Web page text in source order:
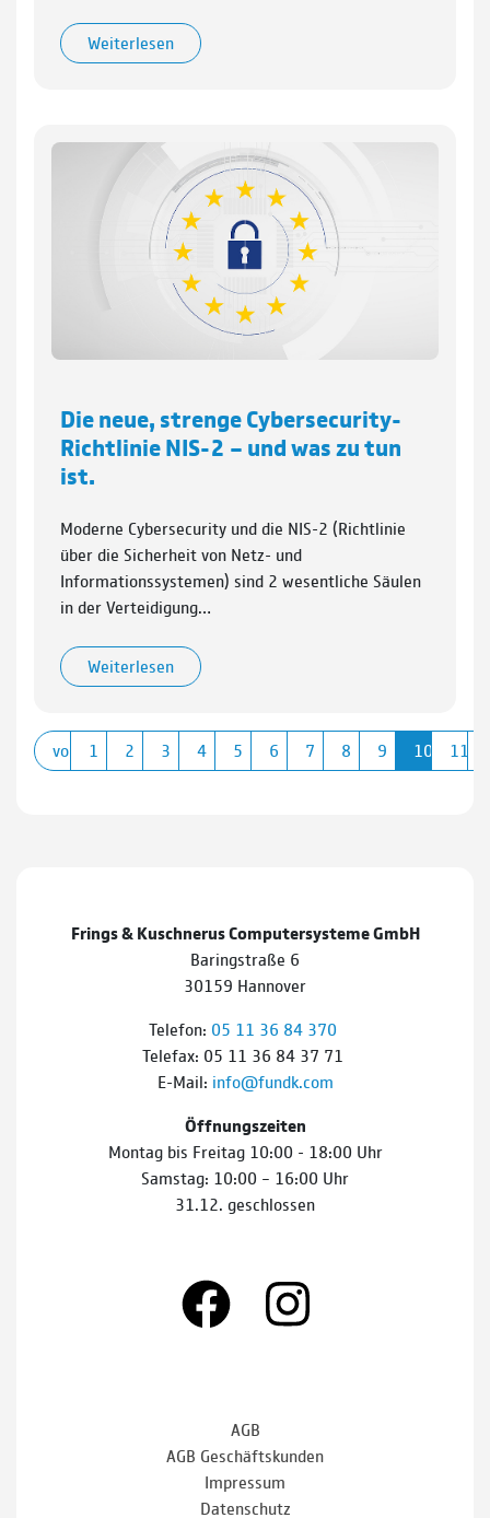
Weiterlesen
Die neue, strenge Cybersecurity-
Richtlinie NIS-2 – und was zu tun
ist.
Moderne Cybersecurity und die NIS-2 (Richtlinie
über die Sicherheit von Netz- und
Informationssystemen) sind 2 wesentliche Säulen
in der Verteidigung…
Weiterlesen
vorherige
1 2 3 4 5 6 7 8 9 10 11
Frings & Kuschnerus Computersysteme GmbH
Baringstraße 6
30159 Hannover
Telefon: 05 11 36 84 370
Telefax: 05 11 36 84 37 71
E-Mail: info@fundk.com
Öffnungszeiten
Montag bis Freitag 10:00 - 18:00 Uhr
Samstag: 10:00 – 16:00 Uhr
31.12. geschlossen
AGB
AGB Geschäftskunden
Impressum
Datenschutz